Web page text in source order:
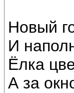
Новый
И
Ёлка
А за